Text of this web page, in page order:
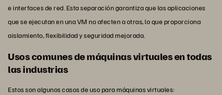
e interfaces de red. Esta separación garantiza que las aplicaciones
que se ejecutan en una VM no afecten a otras, lo que proporciona
aislamiento, flexibilidad y seguridad mejorada.
Usos comunes de máquinas virtuales en todas
las industrias
Estos son algunos casos de uso para máquinas virtuales: